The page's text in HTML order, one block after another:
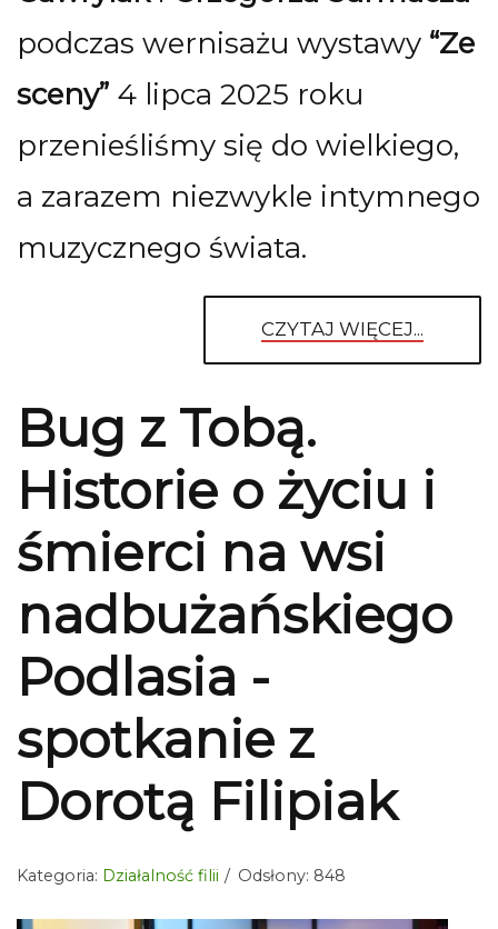
podczas wernisażu wystawy “Ze
sceny” 4 lipca 2025 roku
przenieśliśmy się do wielkiego,
a zarazem niezwykle intymnego
muzycznego świata.
CZYTAJ WIĘCEJ...
Bug z Tobą.
Historie o życiu i
śmierci na wsi
nadbużańskiego
Podlasia -
spotkanie z
Dorotą Filipiak
Kategoria: Działalność filii Odsłony: 848